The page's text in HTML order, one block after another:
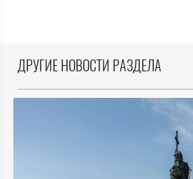
ДРУГИЕ НОВОСТИ РАЗДЕЛА